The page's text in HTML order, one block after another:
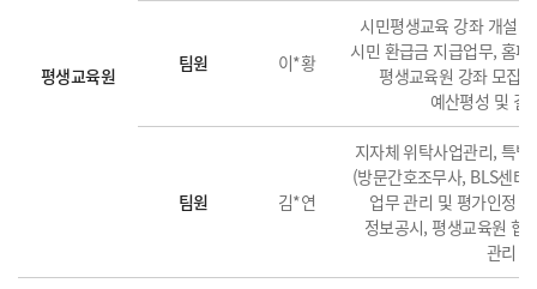
평생교육원
팀원 이*황
시민평생교육 강좌 개설
시민 환급금 지급업무, 홈
평생교육원 강좌 모집
예산평성 및 결
팀원 김*연
지자체 위탁사업관리, 특
(방문간호조무사, BLS센터
업무 관리 및 평가인정
정보공시, 평생교육원 협
관리